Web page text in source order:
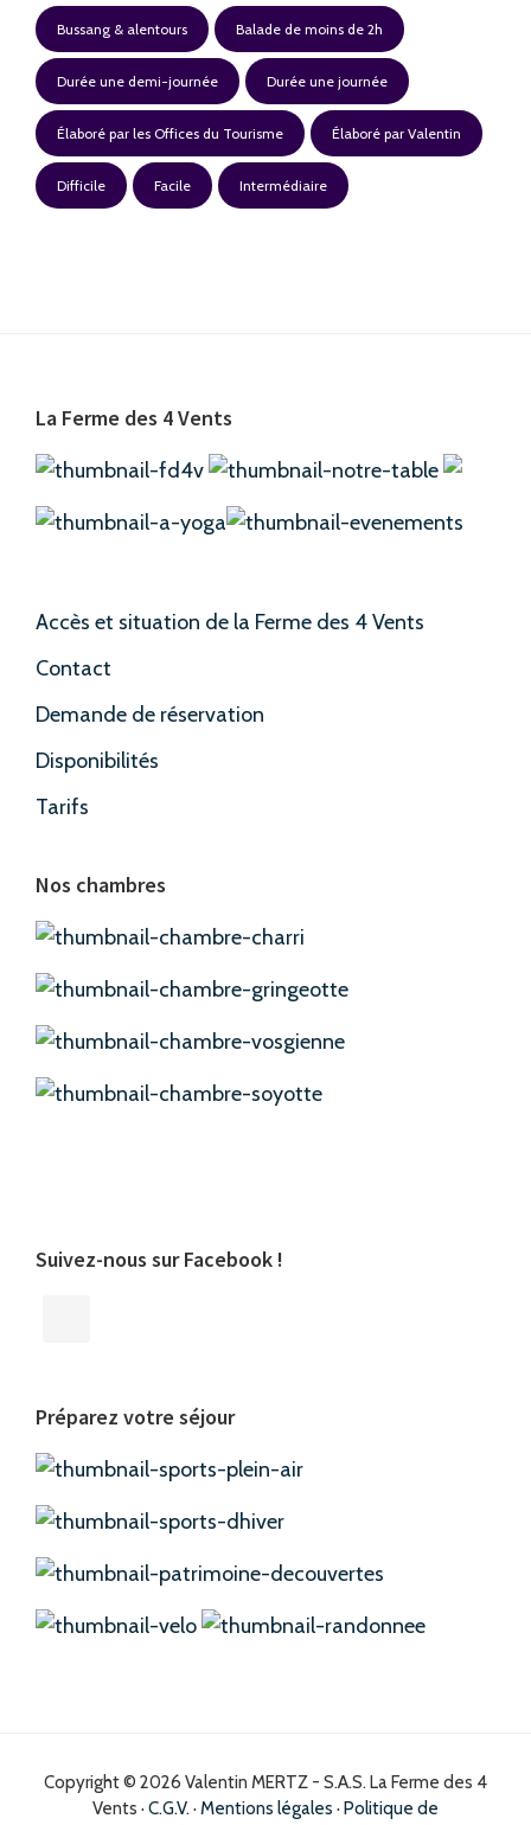
Bussang & alentours Balade de moins de 2h
Durée une demi-journée Durée une journée
Élaboré par les Offices du Tourisme Élaboré par Valentin
Difficile Facile Intermédiaire
Footer
La Ferme des 4 Vents
Accès et situation de la Ferme des 4 Vents
Contact
Demande de réservation
Disponibilités
Tarifs
Nos chambres
Suivez-nous sur Facebook !
Préparez votre séjour
Copyright © 2026 Valentin MERTZ - S.A.S. La Ferme des 4
Vents · C.G.V. · Mentions légales · Politique de